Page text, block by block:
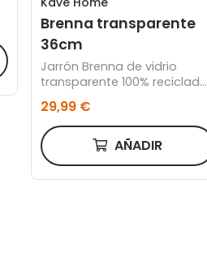
Brenna transparente
36cm
Jarrón Brenna de vidrio
transparente 100% reciclado
29,99 €
AÑADIR